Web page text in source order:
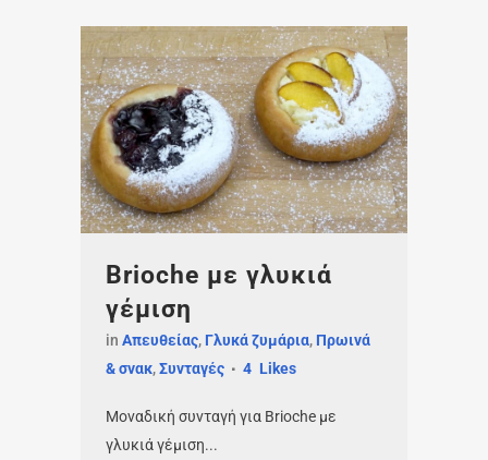
Βrioche με γλυκιά
γέμιση
in Απευθείας, Γλυκά ζυμάρια, Πρωινά
& σνακ,Συνταγές 4 Likes
Μοναδική συνταγή για Βrioche με
γλυκιά γέμιση...